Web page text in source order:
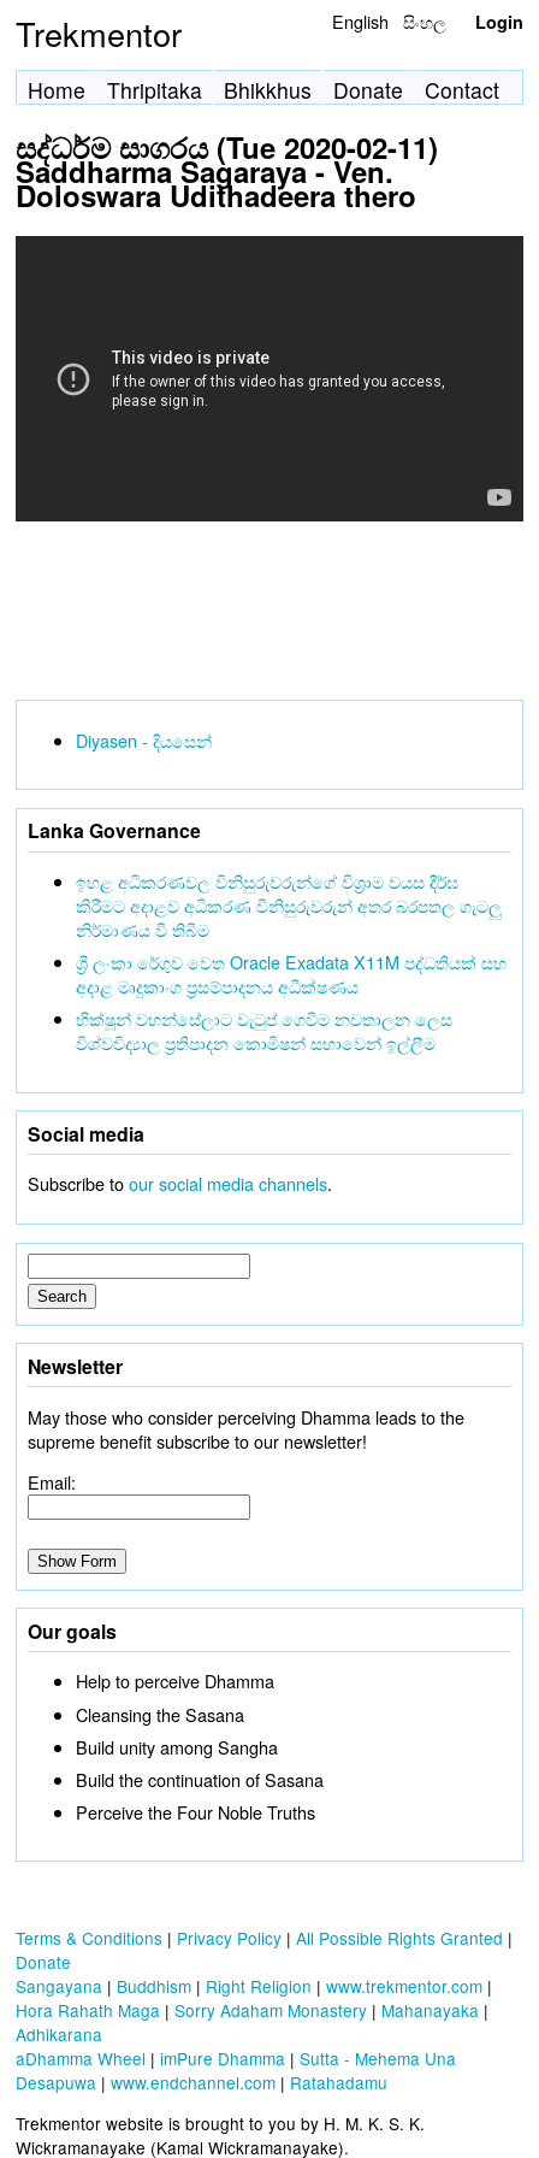
Trekmentor English සිංහල Login
Home Thripitaka Bhikkhus Donate Contact
සද්ධර්ම සාගරය (Tue 2020-02-11)
Saddharma Sagaraya - Ven.
Doloswara Udithadeera thero
Diyasen - දියසෙන්
Lanka Governance
ඉහළ අධිකරණවල විනිසුරුවරුන්ගේ විශ්‍රාම වයස දීර්ඝ
කිරීමට අදාළව අධිකරණ විනිසුරුවරුන් අතර බරපතල ගැටලු
නිර්මාණය වී තිබීම
ශ්‍රී ලංකා රේගුව වෙත Oracle Exadata X11M පද්ධතියක් සහ
අදාළ මෘදුකාංග ප්‍රසම්පාදනය අධීක්ෂණය
භික්ෂූන් වහන්සේලාට වැටුප් ගෙවීම නවතාලන ලෙස
විශ්වවිද්‍යාල ප්‍රතිපාදන කොමිෂන් සභාවෙන් ඉල්ලීම
Social media
Subscribe toour social media channels.
Newsletter
May those who consider perceiving Dhamma leads to the
supreme benefit subscribe to our newsletter!
Email:
Our goals
Help to perceive Dhamma
Cleansing the Sasana
Build unity among Sangha
Build the continuation of Sasana
Perceive the Four Noble Truths
Terms & Conditions | Privacy Policy | All Possible Rights Granted |
Donate
Sangayana | Buddhism | Right Religion | www.trekmentor.com |
Hora Rahath Maga | Sorry Adaham Monastery | Mahanayaka |
Adhikarana
aDhamma Wheel | imPure Dhamma | Sutta - Mehema Una
Desapuwa | www.endchannel.com | Ratahadamu
Trekmentor website is brought to you by H. M. K. S. K.
Wickramanayake (Kamal Wickramanayake).